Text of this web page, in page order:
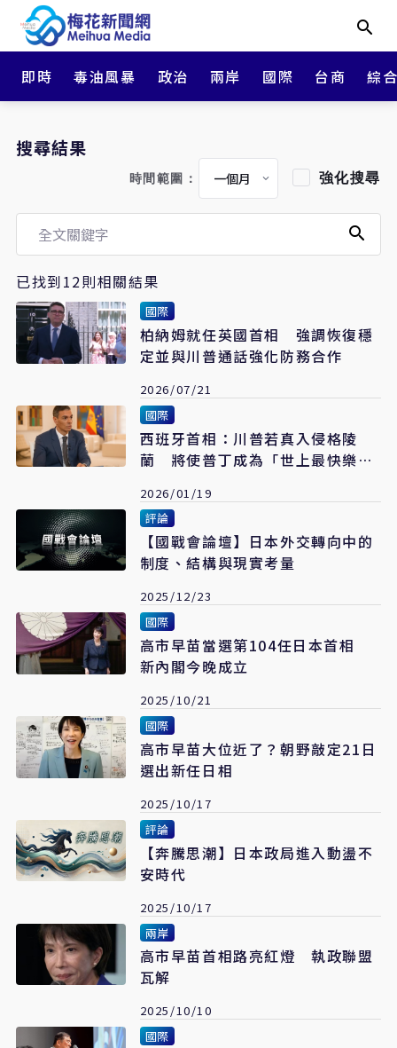
即時 毒油風暴 政治 兩岸 國際 台商 綜
搜尋結果
時間範圍： 強化搜尋
已找到12則相關結果
國際
柏納姆就任英國首相 強調恢復穩
定並與川普通話強化防務合作
2026/07/21
國際
西班牙首相：川普若真入侵格陵
蘭 將使普丁成為「世上最快樂的
2026/01/19
評論
【國戰會論壇】日本外交轉向中的
制度、結構與現實考量
2025/12/23
國際
高市早苗當選第104任日本首相
新內閣今晚成立
2025/10/21
國際
高市早苗大位近了？朝野敲定21日
選出新任日相
2025/10/17
評論
【奔騰思潮】日本政局進入動盪不
安時代
2025/10/17
兩岸
高市早苗首相路亮紅燈 執政聯盟
瓦解
2025/10/10
國際